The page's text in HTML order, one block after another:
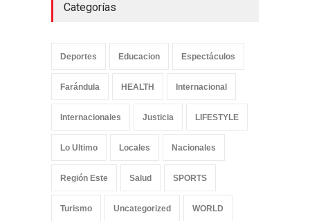
Categorías
Deportes Educacion Espectáculos
Farándula HEALTH Internacional
Internacionales Justicia LIFESTYLE
Lo Ultimo Locales Nacionales
Región Este Salud SPORTS
Turismo Uncategorized WORLD